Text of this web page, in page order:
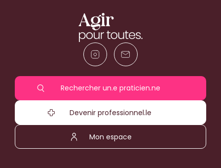
Rechercher un.e praticien.ne
Devenir professionnel.le
Mon espace